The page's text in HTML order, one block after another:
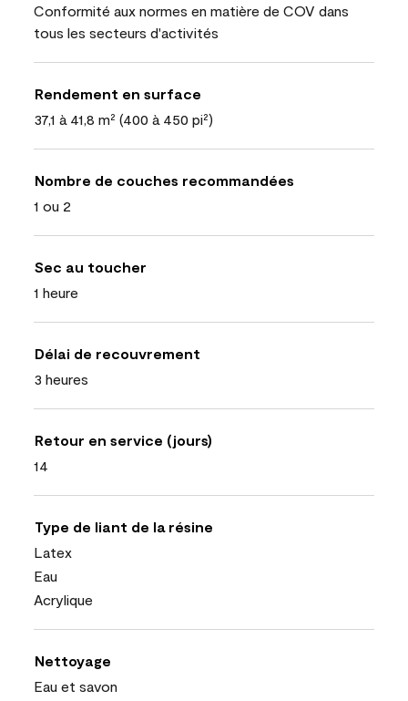
Conformité aux normes en matière de COV dans
tous les secteurs d'activités
Rendement en surface
37,1 à 41,8 m² (400 à 450 pi²)
Nombre de couches recommandées
1 ou 2
Sec au toucher
1 heure
Délai de recouvrement
3 heures
Retour en service (jours)
14
Type de liant de la résine
Latex
Eau
Acrylique
Nettoyage
Eau et savon